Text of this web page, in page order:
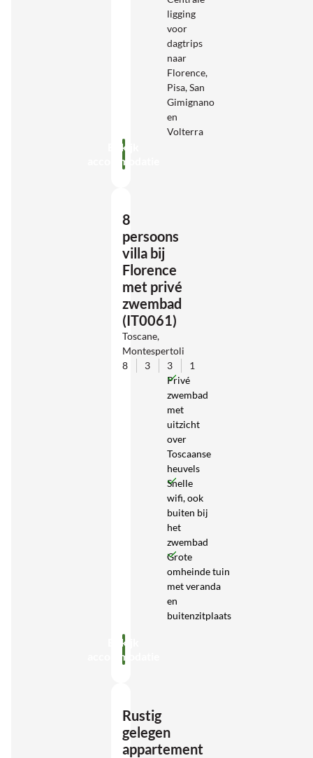
ligging
voor
dagtrips
naar
Florence,
Pisa, San
Gimignano
en
Volterra
Bekijk
accommodatie
8
persoons
villa bij
Florence
met privé
zwembad
(IT0061)
Toscane,
Montespertoli
8
3 3
1
Privé
zwembad
met
uitzicht
over
Toscaanse
heuvels
Snelle
wifi, ook
buiten bij
het
zwembad
Grote
omheinde tuin
met veranda
en
buitenzitplaats
Bekijk
accommodatie
Rustig
gelegen
appartement